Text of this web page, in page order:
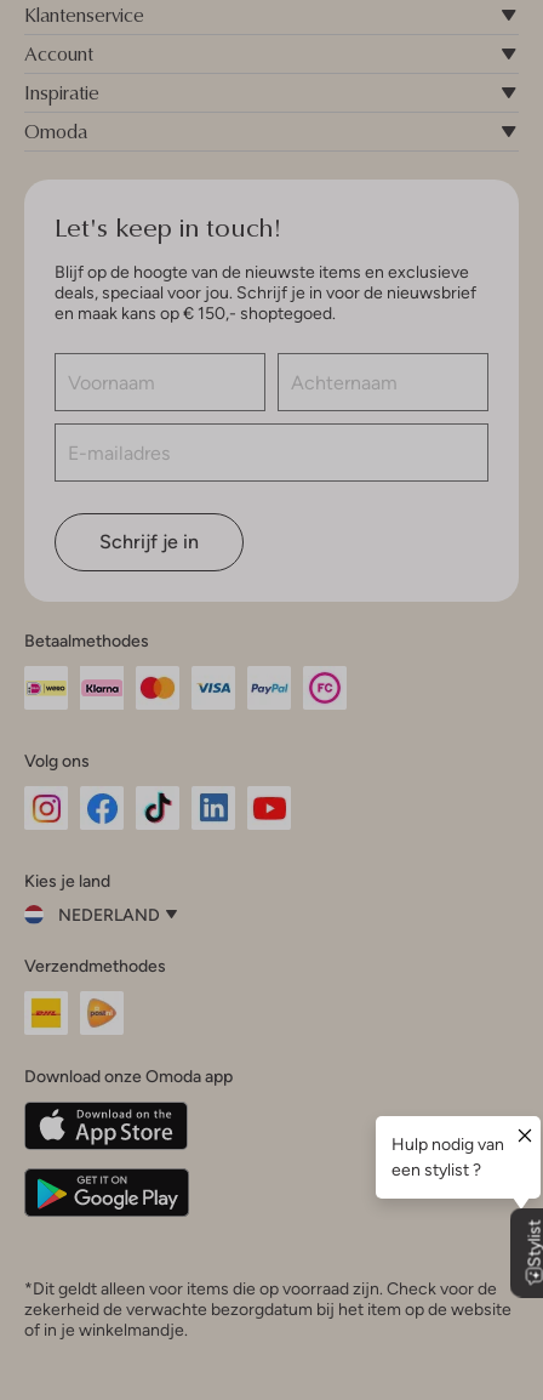
Klantenservice
Account
Inspiratie
Omoda
Let's keep in touch!
Blijf op de hoogte van de nieuwste items en exclusieve
deals, speciaal voor jou. Schrijf je in voor de nieuwsbrief
en maak kans op € 150,- shoptegoed.
Schrijf je in
Betaalmethodes
Volg ons
InstagramFacebook
Kies je land
NEDERLAND
je
land
Nederland
Belgique(Français)
Deutschland
Verzendmethodes
Download onze Omoda app
*Dit geldt alleen voor items die op voorraad zijn. Check voor de
zekerheid de verwachte bezorgdatum bij het item op de website
of in je winkelmandje.